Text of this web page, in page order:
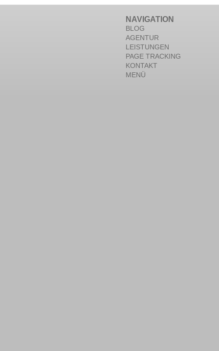
NAVIGATION
BLOG
AGENTUR
LEISTUNGEN
PAGE TRACKING
KONTAKT
MENÜ